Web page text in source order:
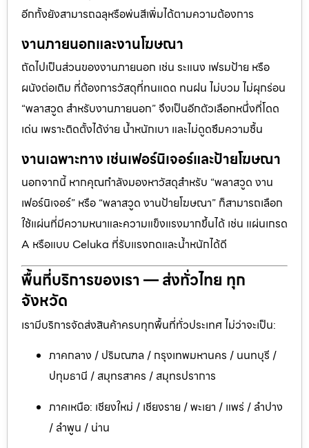
อีกทั้งยังสามารถฉลุหรือพ่นสีเพิ่มได้ตามความต้องการ
งานภายนอกและงานโฆษณา
ถัดไปเป็นส่วนของงานภายนอก เช่น ระแนง เฟรมป้าย หรือ
ผนังต่อเติม ที่ต้องการวัสดุที่ทนแดด ทนฝน ไม่บวม ไม่ผุกร่อน
“พลาสวูด สำหรับงานภายนอก” จึงเป็นอีกตัวเลือกหนึ่งที่โดด
เด่น เพราะติดตั้งได้ง่าย น้ำหนักเบา และไม่ดูดซึมความชื้น
งานเฉพาะทาง เช่นเฟอร์นิเจอร์และป้ายโฆษณา
นอกจากนี้ หากคุณกำลังมองหาวัสดุสำหรับ “พลาสวูด งาน
เฟอร์นิเจอร์” หรือ “พลาสวูด งานป้ายโฆษณา” ก็สามารถเลือก
ใช้แผ่นที่มีความหนาและความแข็งแรงมากขึ้นได้ เช่น แผ่นเกรด
A หรือแบบ Celuka ที่รับแรงกดและน้ำหนักได้ดี
พื้นที่บริการของเรา — ส่งทั่วไทย ทุก
จังหวัด
เรามีบริการจัดส่งสินค้าครบทุกพื้นที่ทั่วประเทศ ไม่ว่าจะเป็น:
ภาคกลาง / ปริมณฑล / กรุงเทพมหานคร / นนทบุรี /
ปทุมธานี / สมุทรสาคร / สมุทรปราการ
ภาคเหนือ: เชียงใหม่ / เชียงราย / พะเยา / แพร่ / ลำปาง
/ ลำพูน / น่าน